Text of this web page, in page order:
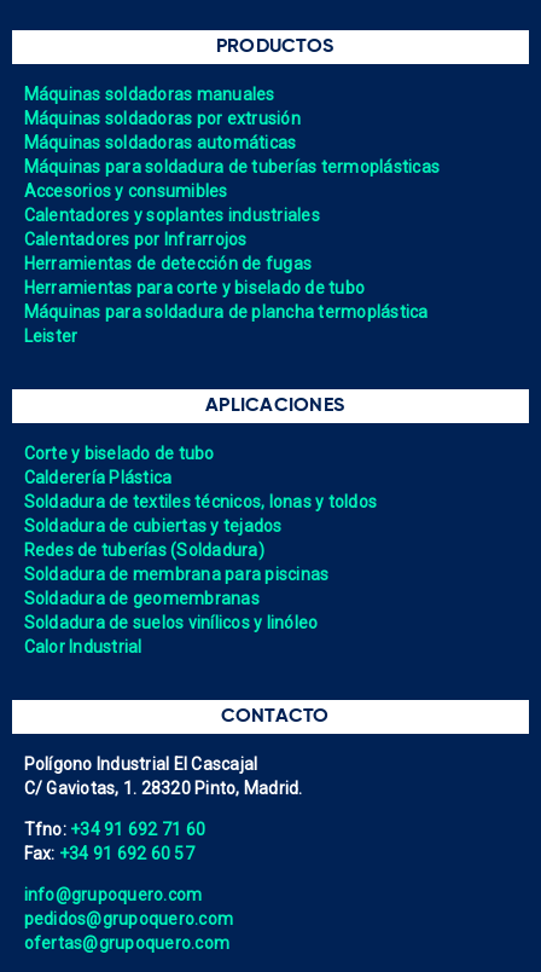
PRODUCTOS
Máquinas soldadoras manuales
Máquinas soldadoras por extrusión
Máquinas soldadoras automáticas
Máquinas para soldadura de tuberías termoplásticas
Accesorios y consumibles
Calentadores y soplantes industriales
Calentadores por Infrarrojos
Herramientas de detección de fugas
Herramientas para corte y biselado de tubo
Máquinas para soldadura de plancha termoplástica
Leister
APLICACIONES
Corte y biselado de tubo
Calderería Plástica
Soldadura de textiles técnicos, lonas y toldos
Soldadura de cubiertas y tejados
Redes de tuberías (Soldadura)
Soldadura de membrana para piscinas
Soldadura de geomembranas
Soldadura de suelos vinílicos y linóleo
Calor Industrial
CONTACTO
Polígono Industrial El Cascajal
C/ Gaviotas, 1. 28320 Pinto, Madrid.
Tfno: +34 91 692 71 60
Fax: +34 91 692 60 57
info@grupoquero.com
pedidos@grupoquero.com
ofertas@grupoquero.com